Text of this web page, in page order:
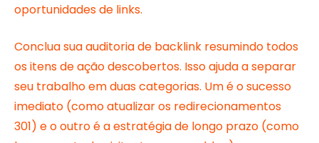
oportunidades de links.
Conclua sua auditoria de backlink resumindo todos
os itens de ação descobertos. Isso ajuda a separar
seu trabalho em duas categorias. Um é o sucesso
imediato (como atualizar os redirecionamentos
301) e o outro é a estratégia de longo prazo (como